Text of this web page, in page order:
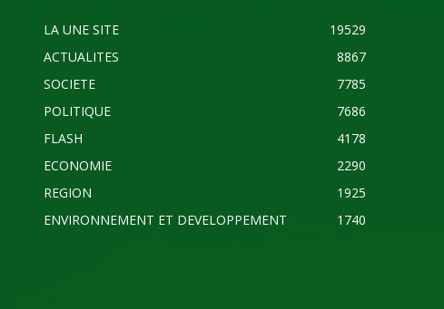
LA UNE SITE
19529
ACTUALITES
8867
SOCIETE
7785
POLITIQUE
7686
FLASH
4178
ECONOMIE
2290
REGION
1925
ENVIRONNEMENT ET DEVELOPPEMENT
1740